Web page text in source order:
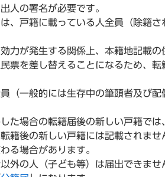
人の署名が必要です。
、戸籍に載っている人全員（除籍
力が発生する関係上、本籍地記載
票を差し替えることになるため、
（一般的には生存中の筆頭者及び
た場合の転籍届後の新しい戸籍で
籍後の新しい戸籍には記載されま
る場合があります。
外の人（子ども等）は届出できま